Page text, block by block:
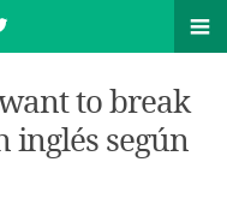
to break
inglés según